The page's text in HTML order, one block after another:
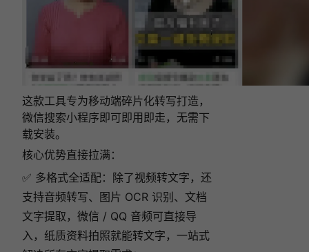
这款工具专为移动端碎片化转写打造，
微信搜索小程序即可即用即走，无需下
载安装。
核心优势直接拉满：
✅ 多格式全适配：除了视频转文字，还
支持音频转写、图片 OCR 识别、文档
文字提取，微信 / QQ 音频可直接导
入，纸质资料拍照就能转文字，一站式